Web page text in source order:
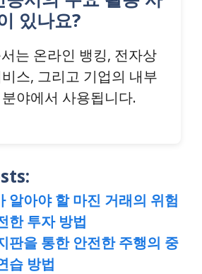
있나요?
는 온라인 뱅킹, 전자상
스, 그리고 기업의 내부
야에서 사용됩니다.
알아야 할 마진 거래의 위험
한 투자 방법
판을 통한 안전한 주행의 중
습 방법